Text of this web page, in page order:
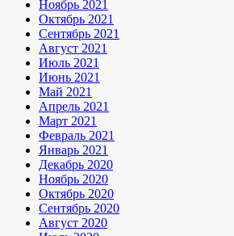
Ноябрь 2021
Октябрь 2021
Сентябрь 2021
Август 2021
Июль 2021
Июнь 2021
Май 2021
Апрель 2021
Март 2021
Февраль 2021
Январь 2021
Декабрь 2020
Ноябрь 2020
Октябрь 2020
Сентябрь 2020
Август 2020